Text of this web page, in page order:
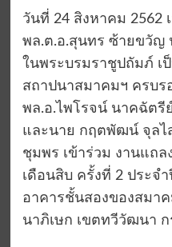
วันที่ 24 สิงหาคม 2562
พล.ต.อ.สุนทร ซ้ายขวัญ
ในพระบรมราชูปถัมภ์ เ
สถาปนาสมาคมฯ ครบร
พล.อ.ไพโรจน์ นาคฉัต
และนาย กฤตพัฒน์ จุลไ
ชุมพร เข้าร่วม งานแถ
เดือนสิบ ครั้งที่ 2 ประจ
อาคารชั้นสองของสมา
นาภิเษก เขตทวีวัฒนา